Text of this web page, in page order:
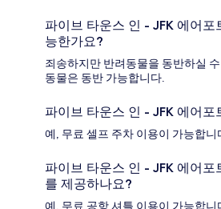
파이브 타운스 인 - JFK 에어
능한가요?
죄송하지만 반려동물을 동반하실
동물은 동반 가능합니다.
파이브 타운스 인 - JFK 에어
예, 무료 셀프 주차 이용이 가능합니
파이브 타운스 인 - JFK 에어
를 제공하나요?
예, 무료 공항 셔틀 이용이 가능합니